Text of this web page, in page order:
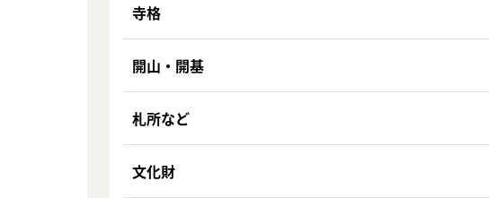
寺格
開山・開基
札所など
文化財